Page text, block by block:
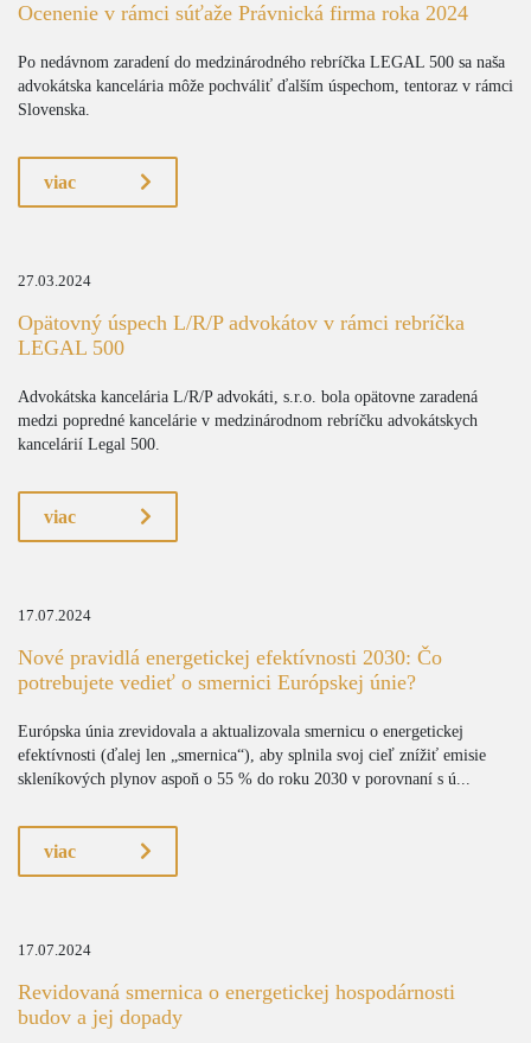
Ocenenie v rámci súťaže Právnická firma roka 2024
Po nedávnom zaradení do medzinárodného rebríčka LEGAL 500 sa naša
advokátska kancelária môže pochváliť ďalším úspechom, tentoraz v rámci
Slovenska.
viac
27.03.2024
Opätovný úspech L/R/P advokátov v rámci rebríčka
LEGAL 500
Advokátska kancelária L/R/P advokáti, s.r.o. bola opätovne zaradená
medzi popredné kancelárie v medzinárodnom rebríčku advokátskych
kancelárií Legal 500.
viac
17.07.2024
Nové pravidlá energetickej efektívnosti 2030: Čo
potrebujete vedieť o smernici Európskej únie?
Európska únia zrevidovala a aktualizovala smernicu o energetickej
efektívnosti (ďalej len „smernica“), aby splnila svoj cieľ znížiť emisie
skleníkových plynov aspoň o 55 % do roku 2030 v porovnaní s ú...
viac
17.07.2024
Revidovaná smernica o energetickej hospodárnosti
budov a jej dopady